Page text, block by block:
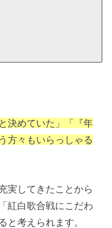
決めていた」「『年
方々もいらっしゃる
実してきたことから
紅白歌合戦にこだわ
と考えられます。